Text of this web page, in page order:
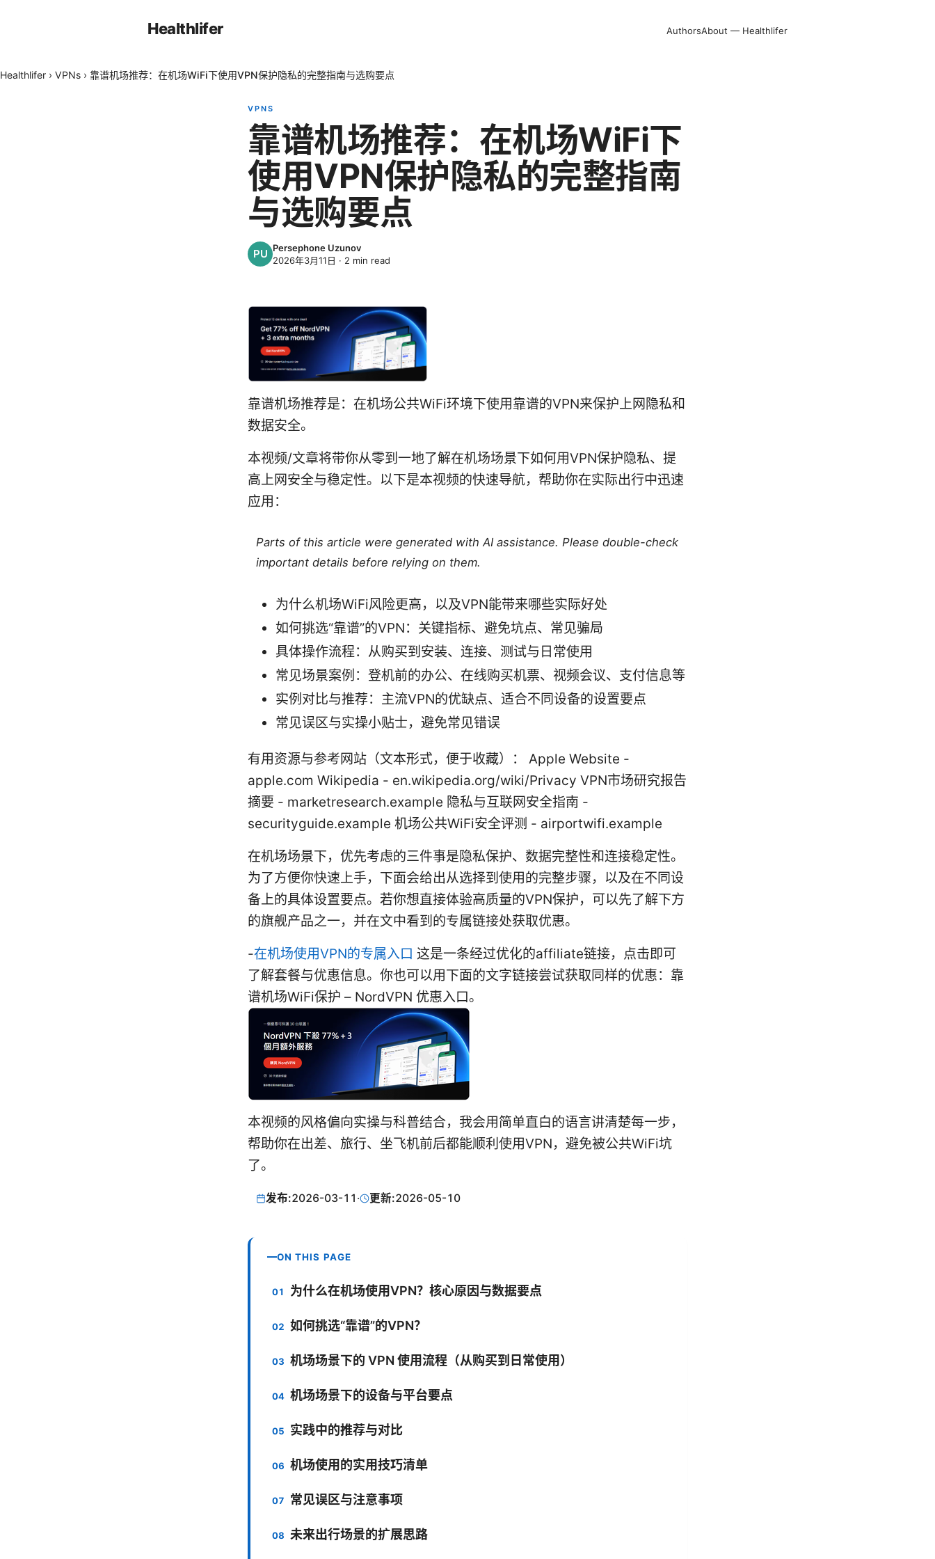
Healthlifer AuthorsAbout — Healthlifer
Healthlifer › VPNs › 靠谱机场推荐：在机场WiFi下使用VPN保护隐私的完整指南与选购要点
VPNS
靠谱机场推荐：在机场WiFi下
使用VPN保护隐私的完整指南
与选购要点
Persephone Uzunov
2026年3月11日 · 2 min read
靠谱机场推荐是：在机场公共WiFi环境下使用靠谱的VPN来保护上网隐私和
数据安全。
本视频/文章将带你从零到一地了解在机场场景下如何用VPN保护隐私、提
高上网安全与稳定性。以下是本视频的快速导航，帮助你在实际出行中迅速
应用：
Parts of this article were generated with AI assistance. Please double-check
important details before relying on them.
为什么机场WiFi风险更高，以及VPN能带来哪些实际好处
如何挑选“靠谱”的VPN：关键指标、避免坑点、常见骗局
具体操作流程：从购买到安装、连接、测试与日常使用
常见场景案例：登机前的办公、在线购买机票、视频会议、支付信息等
实例对比与推荐：主流VPN的优缺点、适合不同设备的设置要点
常见误区与实操小贴士，避免常见错误
有用资源与参考网站（文本形式，便于收藏）： Apple Website -
apple.com Wikipedia - en.wikipedia.org/wiki/Privacy VPN市场研究报告
摘要 - marketresearch.example 隐私与互联网安全指南 -
securityguide.example 机场公共WiFi安全评测 - airportwifi.example
在机场场景下，优先考虑的三件事是隐私保护、数据完整性和连接稳定性。
为了方便你快速上手，下面会给出从选择到使用的完整步骤，以及在不同设
备上的具体设置要点。若你想直接体验高质量的VPN保护，可以先了解下方
的旗舰产品之一，并在文中看到的专属链接处获取优惠。
-在机场使用VPN的专属入口 这是一条经过优化的affiliate链接，点击即可
了解套餐与优惠信息。你也可以用下面的文字链接尝试获取同样的优惠：靠
谱机场WiFi保护 – NordVPN 优惠入口。
本视频的风格偏向实操与科普结合，我会用简单直白的语言讲清楚每一步，
帮助你在出差、旅行、坐飞机前后都能顺利使用VPN，避免被公共WiFi坑
了。
发布:2026-03-11 · 更新:2026-05-10
ON THIS PAGE
为什么在机场使用VPN？核心原因与数据要点
如何挑选“靠谱”的VPN？
机场场景下的 VPN 使用流程（从购买到日常使用）
机场场景下的设备与平台要点
实践中的推荐与对比
机场使用的实用技巧清单
常见误区与注意事项
未来出行场景的扩展思路